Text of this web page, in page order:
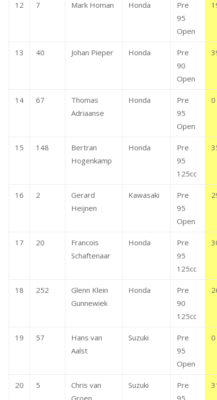
12 7 Mark Homan Honda
Pre
95
Open
13 40 Johan Pieper Honda
Pre
90
Open
14 67
Thomas
Adriaanse
Honda
Pre
95
Open
0
15 148
Bertran
Hogenkamp
Honda
Pre
95
125cc
16 2
Gerard
Heijnen
Kawasaki
Pre
95
Open
17 20
Francois
Schaftenaar
Honda
Pre
95
125cc
18 252
Glenn Klein
Gunnewiek
Honda
Pre
90
125cc
19 57
Hans van
Aalst
Suzuki
Pre
95
Open
0
20 5
Chris van
Groen
Suzuki
Pre
95